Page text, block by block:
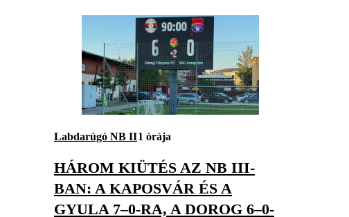
Labdarúgó NB II1 órája
HÁROM KIÜTÉS AZ NB III-
BAN: A KAPOSVÁR ÉS A
GYULA 7–0-RA, A DOROG 6–0-